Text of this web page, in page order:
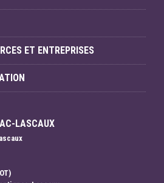
ET ENTREPRISES
LASCAUX